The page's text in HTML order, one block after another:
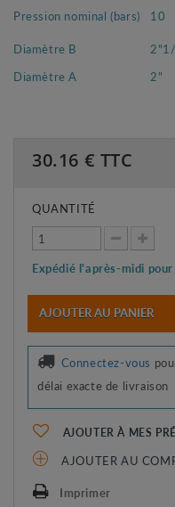
Pression nominal (bars)
10
Diamètre B
Diamètre A
2"
30.16 € TTC
QUANTITÉ
Expédié l'après-midi
AJOUTER AU PANIER
Connectez-vous
délai exacte de livraison
AJOUTER À MES
AJOUTER AU
Imprimer